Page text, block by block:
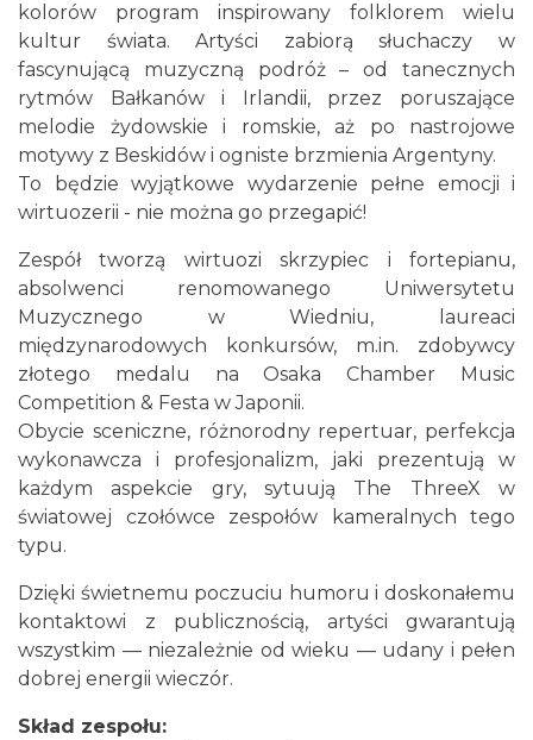
Ślad. Litera. Piksel. Wystawa z okazji 30-
lecia Muzeum Drukarstwa w Cieszynie
Cieszyn
Cieszyn
2026-08-14
0.21 km
0.21 km
kolorów program inspirowany folklorem wielu
kultur świata. Artyści zabiorą słuchaczy w
fascynującą muzyczną podróż – od tanecznych
rytmów Bałkanów i Irlandii, przez poruszające
melodie żydowskie i romskie, aż po nastrojowe
motywy z Beskidów i ogniste brzmienia Argentyny.
To będzie wyjątkowe wydarzenie pełne emocji i
wirtuozerii - nie można go przegapić!
Zespół tworzą wirtuozi skrzypiec i fortepianu,
absolwenci renomowanego Uniwersytetu
Muzycznego w Wiedniu, laureaci
międzynarodowych konkursów, m.in. zdobywcy
złotego medalu na Osaka Chamber Music
Competition & Festa w Japonii.
Obycie sceniczne, różnorodny repertuar, perfekcja
wykonawcza i profesjonalizm, jaki prezentują w
każdym aspekcie gry, sytuują The ThreeX w
światowej czołówce zespołów kameralnych tego
typu.
Dzięki świetnemu poczuciu humoru i doskonałemu
kontaktowi z publicznością, artyści gwarantują
wszystkim — niezależnie od wieku — udany i pełen
dobrej energii wieczór.
Skład zespołu: